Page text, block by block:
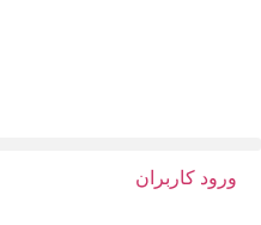
ورود کاربران